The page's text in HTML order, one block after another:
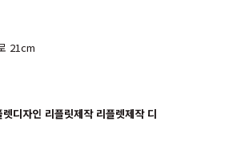
21cm
디자인 리플릿제작 리플렛제작 디